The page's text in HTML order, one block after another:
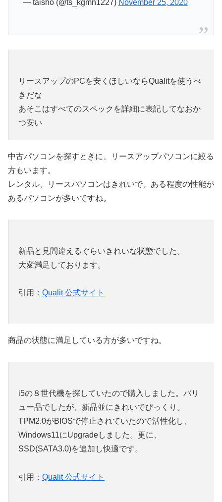
— taisho (@ts_kgmn1227) November 25, 2020
リースアップのPCを安くほしいならQualitを使うべ
きだな
あそこはすべてのスペックを詳細に表記してなおか
つ安い
中古パソコンを探すときに、リースアップパソコンに絞る
方もいます。
レンタル、リースパソコンはきれいで、ある程度の性能が
あるパソコンが多いですね。
新品と見間違えるぐらいきれいな状態でした。
大変満足しております。
引用： Qualit 公式サイト
商品の状態に満足している方が多いですね。
i5の８世代機を探していたので購入しました。バリ
ュー品でしたが、新品並にきれいでびっくり。
TPM2.0がBIOSで停止されていたので活性化し、
Windows11にUpgradeしました。更に、
SSD(SATA3.0)を追加し快適です。
引用： Qualit 公式サイト